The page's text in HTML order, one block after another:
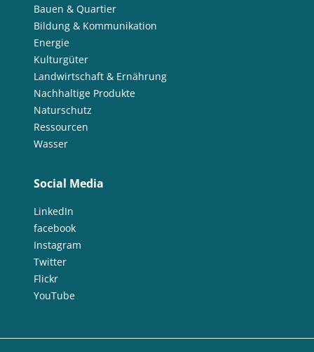
Bauen & Quartier
Bildung & Kommunikation
Energie
Kulturgüter
Landwirtschaft & Ernährung
Nachhaltige Produkte
Naturschutz
Ressourcen
Wasser
Social Media
LinkedIn
facebook
Instagram
Twitter
Flickr
YouTube